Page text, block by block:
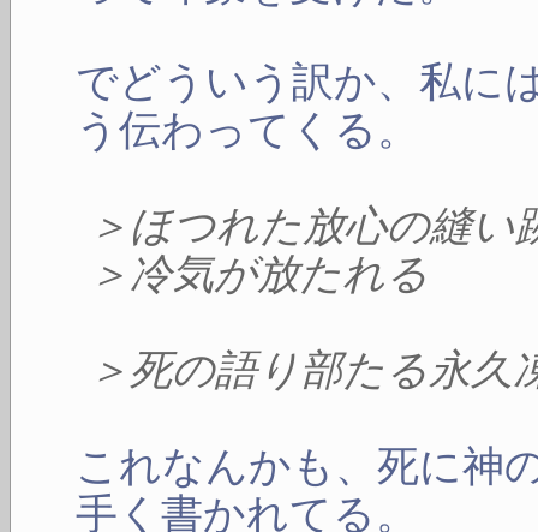
でどういう訳か、私に
う伝わってくる。
＞ほつれた放心の縫い
＞冷気が放たれる
＞死の語り部たる永久
これなんかも、死に神
手く書かれてる。